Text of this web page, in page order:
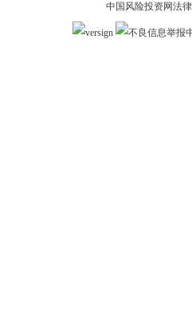
中国风险投资网法